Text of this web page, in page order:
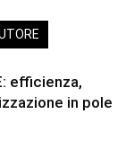
efficienza,
in pole